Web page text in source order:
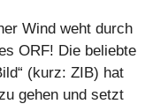
Wind weht durch
ORF! Die beliebte
(kurz: ZIB) hat
gehen und setzt